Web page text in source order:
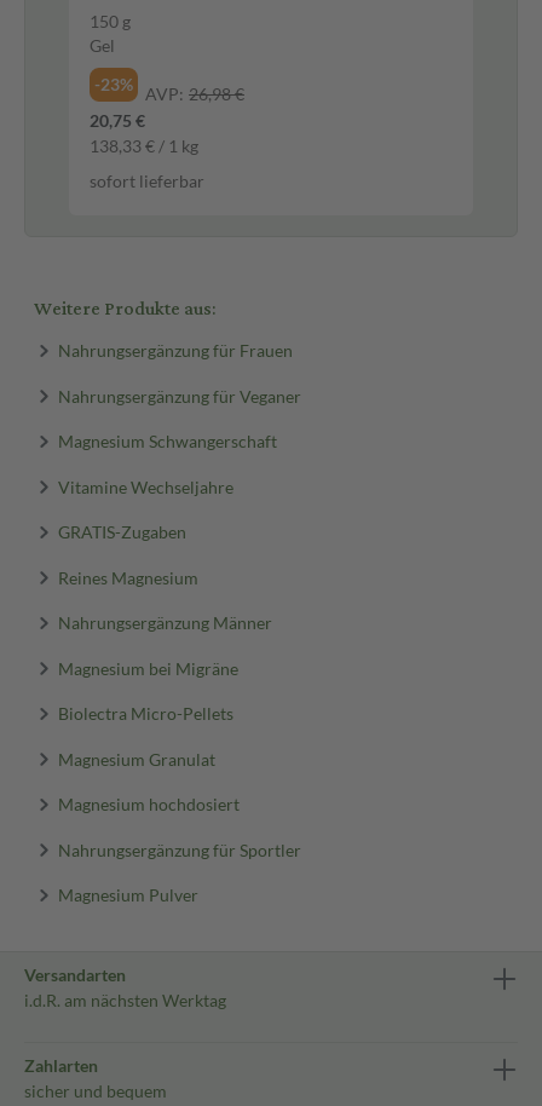
150 g
Gel
-23%
AVP: 26,98 €
20,75 €
138,33 € / 1 kg
sofort lieferbar
Weitere Produkte aus:
Nahrungsergänzung für Frauen
Nahrungsergänzung für Veganer
Magnesium Schwangerschaft
Vitamine Wechseljahre
GRATIS-Zugaben
Reines Magnesium
Nahrungsergänzung Männer
Magnesium bei Migräne
Biolectra Micro-Pellets
Magnesium Granulat
Magnesium hochdosiert
Nahrungsergänzung für Sportler
Magnesium Pulver
Versandarten
i.d.R. am nächsten Werktag
Zahlarten
sicher und bequem